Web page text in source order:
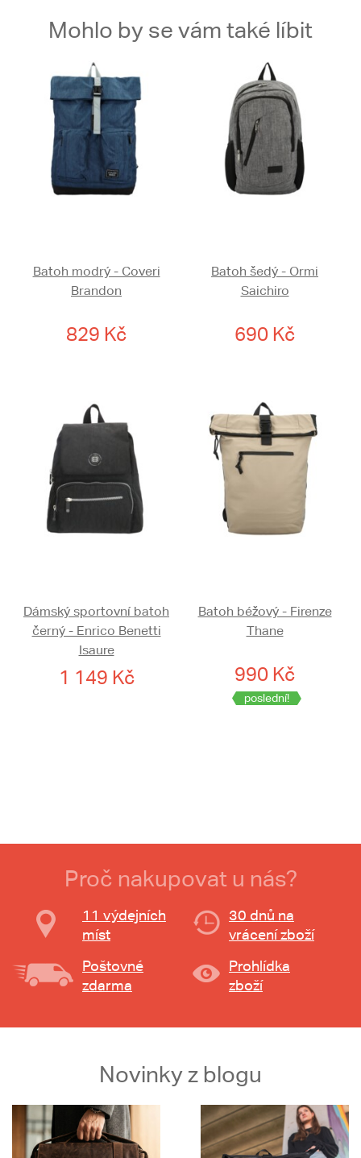
Mohlo by se vám také líbit
Batoh modrý - Coveri
Brandon
829 Kč
Batoh šedý - Ormi
Saichiro
690 Kč
Dámský sportovní batoh
černý - Enrico Benetti
Isaure
1 149 Kč
Batoh béžový - Firenze
Thane
990 Kč
poslední!
Proč nakupovat u nás?
11 výdejních
míst
30 dnů na
vrácení zboží
Poštovné
zdarma
Prohlídka
zboží
Novinky z blogu